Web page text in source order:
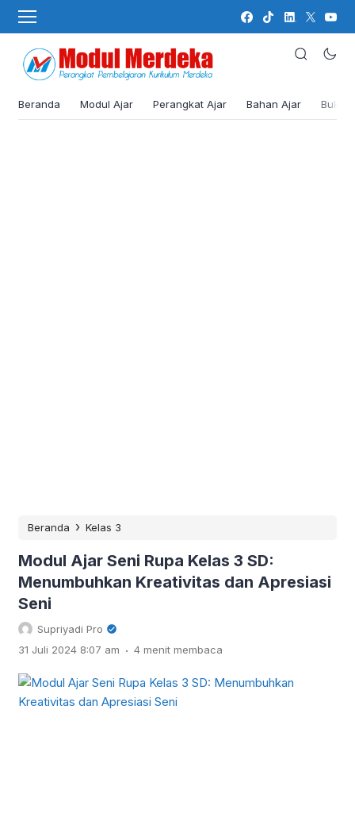
Beranda Modul Ajar Perangkat Ajar Bahan Ajar Buku
Beranda › Kelas 3
Modul Ajar Seni Rupa Kelas 3 SD:
Menumbuhkan Kreativitas dan Apresiasi
Seni
Supriyadi Pro
31 Juli 2024 8:07 am . 4 menit membaca